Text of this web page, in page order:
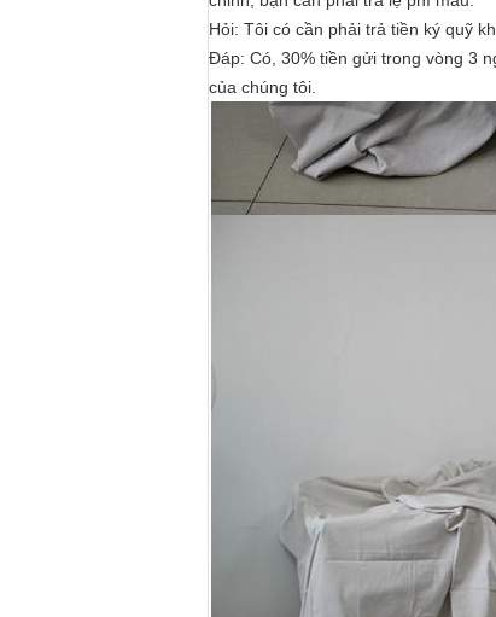
Hỏi: Tôi có cần phải trả tiền ký quỹ
Đáp: Có, 30% tiền gửi trong vòng 3
của chúng tôi.